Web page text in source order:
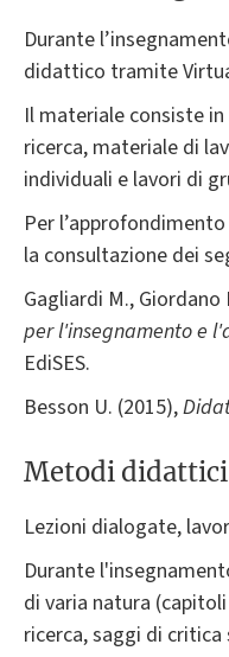
Durante
didattico tramite
Il materiale consiste
ricerca, materiale di
individuali e lavori di
Per
la consultazione dei
Gagliardi M., Giordano
per l'insegnamento e
EdiSES.
Besson U. (2015),
Metodi didattici
Lezioni dialogate,
Durante
di varia natura
ricerca, saggi di